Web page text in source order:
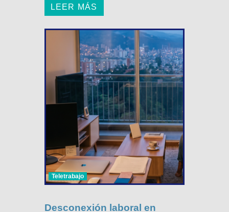
LEER MÁS
Teletrabajo
Desconexión laboral en